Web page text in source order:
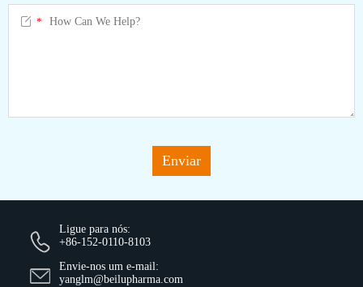
*
Enviar
Ligue para nós:
+86-152-0110-8103
Envie-nos um e-mail:
yanglm@beilupharma.com